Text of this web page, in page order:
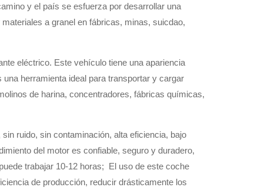
y el país se esfuerza por desarrollar una
a granel en fábricas, minas, suicdao,
eléctrico. Este vehículo tiene una apariencia
herramienta ideal para transportar y cargar
de harina, concentradores, fábricas químicas,
ruido, sin contaminación, alta eficiencia, bajo
del motor es confiable, seguro y duradero,
trabajar 10-12 horas; El uso de este coche
de producción, reducir drásticamente los